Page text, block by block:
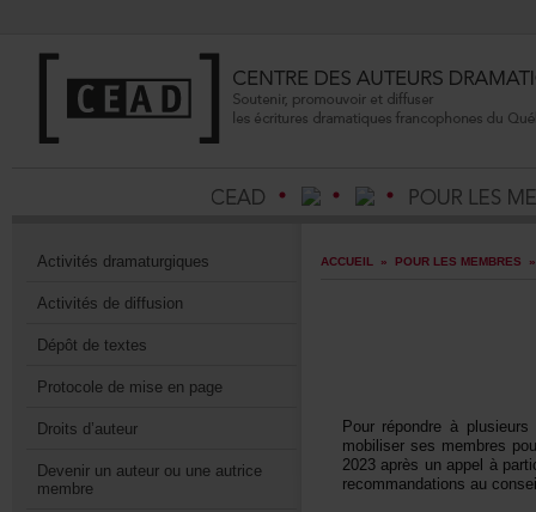
Activitésdramaturgiques
Activitésdediffusion
Dépôtdetextes
Protocoledemiseenpage
Droitsd’auteur
Devenirunauteurouuneautrice
membre
ACCUEIL » POURLESMEMBRES